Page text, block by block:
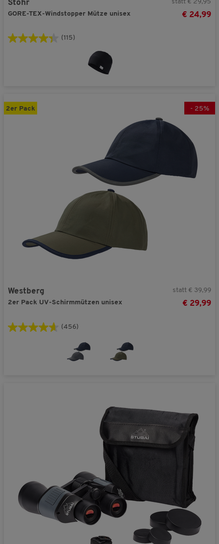
Stöhr
GORE-TEX-Windstopper Mütze unisex
statt € 29,95
€ 24,99
(115)
2er Pack - 25%
Westberg
2er Pack UV-Schirmmützen unisex
statt € 39,99
€ 29,99
(456)